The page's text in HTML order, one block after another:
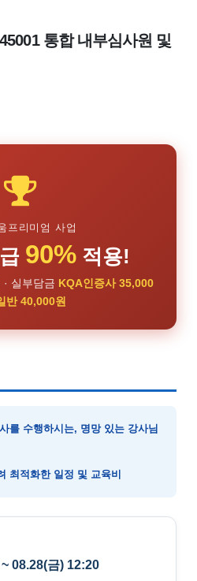
통합 내부심사원 및
프리미엄 사업
90%적용!
실부담금 KQA인증사 35,000
반 40,000원
를 수행하시는, 명망 있는 강사님
최적화한 일정 및 교육비
08.28(금) 12:20